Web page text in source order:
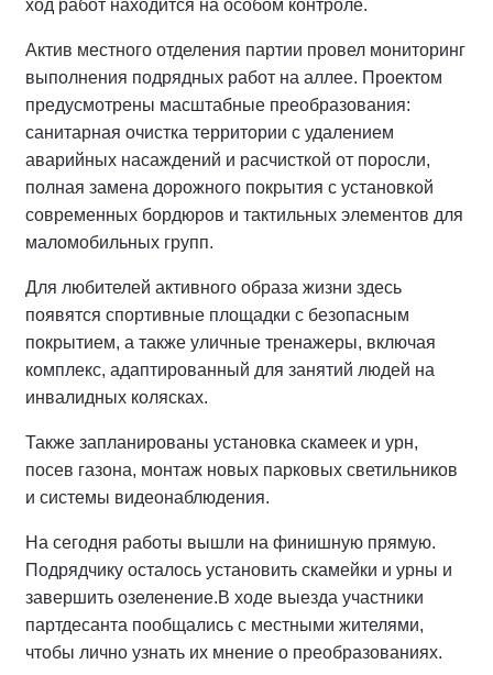
ход работ находится на особом контроле.
Актив местного отделения партии провел мониторинг
выполнения подрядных работ на аллее. Проектом
предусмотрены масштабные преобразования:
санитарная очистка территории с удалением
аварийных насаждений и расчисткой от поросли,
полная замена дорожного покрытия с установкой
современных бордюров и тактильных элементов для
маломобильных групп.
Для любителей активного образа жизни здесь
появятся спортивные площадки с безопасным
покрытием, а также уличные тренажеры, включая
комплекс, адаптированный для занятий людей на
инвалидных колясках.
Также запланированы установка скамеек и урн,
посев газона, монтаж новых парковых светильников
и системы видеонаблюдения.
На сегодня работы вышли на финишную прямую.
Подрядчику осталось установить скамейки и урны и
завершить озеленение.В ходе выезда участники
партдесанта пообщались с местными жителями,
чтобы лично узнать их мнение о преобразованиях.